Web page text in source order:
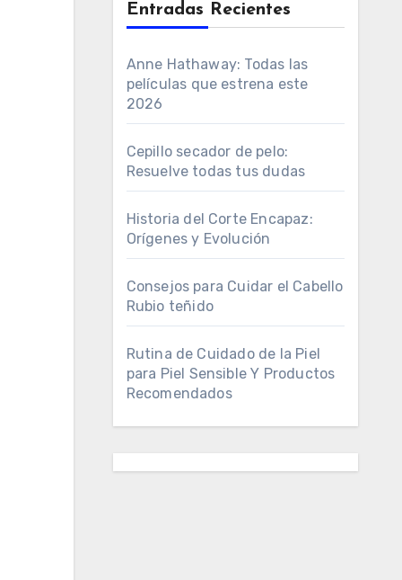
Entradas Recientes
Anne Hathaway: Todas las
películas que estrena este
2026
Cepillo secador de pelo:
Resuelve todas tus dudas
Historia del Corte Encapaz:
Orígenes y Evolución
Consejos para Cuidar el Cabello
Rubio teñido
Rutina de Cuidado de la Piel
para Piel Sensible Y Productos
Recomendados